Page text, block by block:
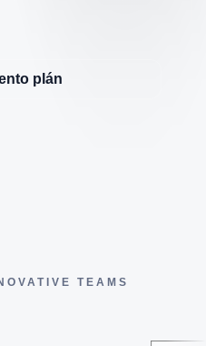
plán
TEAMS